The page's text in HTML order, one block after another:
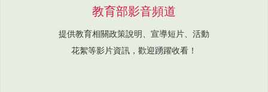
教育部影音頻道
提供教育相關政策說明、宣導短片、活動
花絮等影片資訊，歡迎踴躍收看！